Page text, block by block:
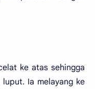
ke atas sehingga
Ia melayang ke